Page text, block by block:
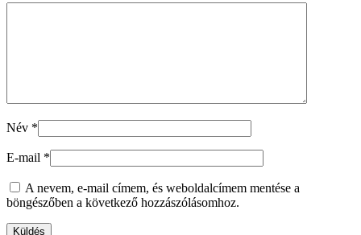
Név *
E-mail *
A nevem, e-mail címem, és weboldalcímem mentése a
böngészőben a következő hozzászólásomhoz.